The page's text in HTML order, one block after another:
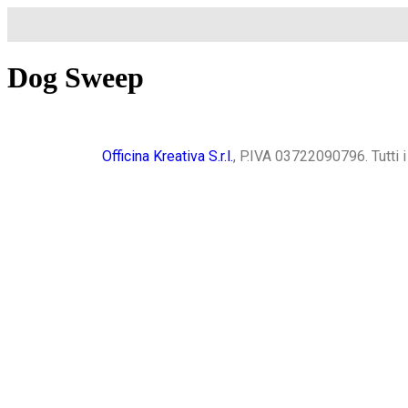
Dog Sweep
Officina Kreativa S.r.l., P.IVA 03722090796. Tutti